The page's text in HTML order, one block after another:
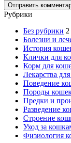
Рубрики
Без рубрики 2
Болезни и
История
Клички для
Корм для
Лекарства
Поведение
Породы
Предки и
Разведение
Строение
Уход за
Физиология